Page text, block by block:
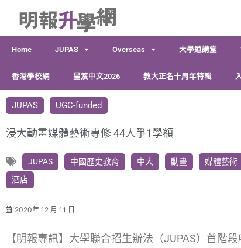
容
Home JUPAS Overseas 大學道講堂
香港學校網 星笈中文2026 教大正名十周年特輯
JUPAS UGC-funded
浸大動畫媒體藝術專修 44人爭1學額
JUPAS 中國歷史教育 中大 動畫 媒體藝術
酒店
2020年 12 月 11 日
【明報專訊】大學聯合招生辦法（JUPAS）首階